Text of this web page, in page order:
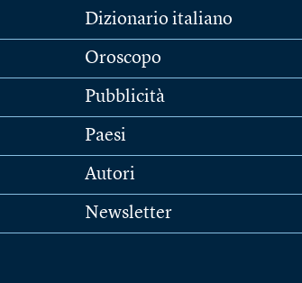
Dizionario italiano
Oroscopo
Pubblicità
Paesi
Autori
Newsletter